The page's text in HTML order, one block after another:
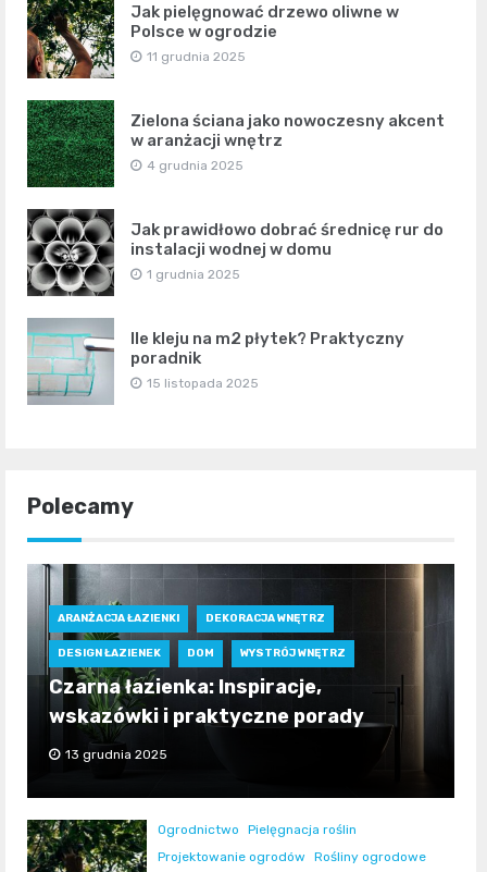
Jak pielęgnować drzewo oliwne w
Polsce w ogrodzie
11 grudnia 2025
Zielona ściana jako nowoczesny akcent
w aranżacji wnętrz
4 grudnia 2025
Jak prawidłowo dobrać średnicę rur do
instalacji wodnej w domu
1 grudnia 2025
Ile kleju na m2 płytek? Praktyczny
poradnik
15 listopada 2025
Polecamy
ARANŻACJA ŁAZIENKI DEKORACJA WNĘTRZ
DESIGN ŁAZIENEK DOM WYSTRÓJ WNĘTRZ
Czarna łazienka: Inspiracje,
wskazówki i praktyczne porady
13 grudnia 2025
Ogrodnictwo
Pielęgnacja roślin
Projektowanie ogrodów
Rośliny ogrodowe